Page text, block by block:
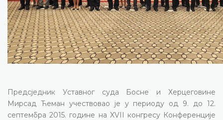
Предсједник Уставног суда Босне и Херцеговине
Мирсад Ћеман учествовао је у периоду од 9. до 12.
септембра 2015. године на XVII конгресу Конференције